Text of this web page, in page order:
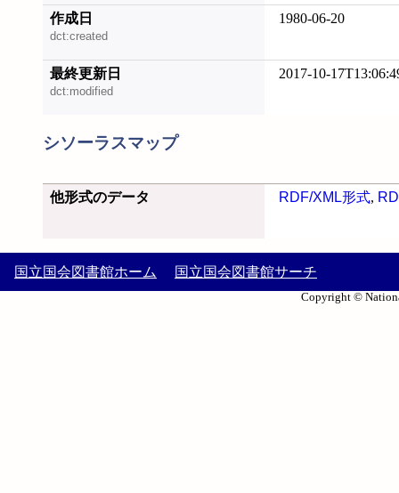
作成日
dct:created
1980-06-20
最終更新日
dct:modified
2017-10-
シソーラスマップ
他形式のデータ RDF/XML形式,
国立国会図書館ホーム 国立国会図書館サーチ
Copyright ©